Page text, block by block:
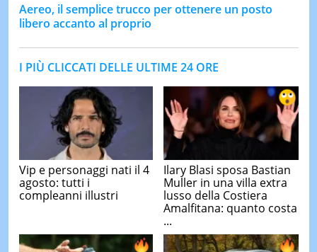
Aereo, il semplice trucco per ottenere un posto
libero accanto al proprio
I PIÙ CLICCATI DELLE ULTIME 24 ORE
Vip e personaggi nati il 4
agosto: tutti i
compleanni illustri
Ilary Blasi sposa Bastian
Muller in una villa extra
lusso della Costiera
Amalfitana: quanto costa
...